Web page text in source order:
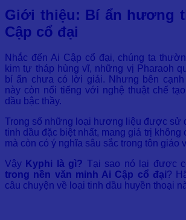
Giới thiệu: Bí ẩn hương
Cập cổ đại
Nhắc đến Ai Cập cổ đại, chúng ta
kim tự tháp hùng vĩ, những vị Pharaoh
bí ẩn chưa có lời giải. Nhưng bên
này còn nổi tiếng với nghệ thuật chế
dầu bậc thầy.
Trong số những loại hương liệu được sử
tinh dầu đặc biệt nhất, mang giá trị không
mà còn có ý nghĩa sâu sắc trong tôn giáo
Vậy Kyphi là gì? Tại sao nó lại được
trong nền văn minh Ai Cập cổ đại?
câu chuyện về loại tinh dầu huyền thoại